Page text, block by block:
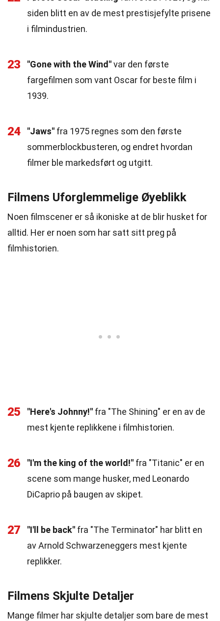
siden blitt en av de mest prestisjefylte prisene
i filmindustrien.
23 "Gone with the Wind"var den første
fargefilmen som vant Oscar for beste film i
1939.
24 "Jaws" fra 1975 regnes som den første
sommerblockbusteren, og endret hvordan
filmer ble markedsført og utgitt.
Filmens Uforglemmelige Øyeblikk
Noen filmscener er så ikoniske at de blir husket for
alltid. Her er noen som har satt sitt preg på
filmhistorien.
25 "Here's Johnny!" fra "The Shining" er en av de
mest kjente replikkene i filmhistorien.
26 "I'm the king of the world!" fra "Titanic" er en
scene som mange husker, med Leonardo
DiCaprio på baugen av skipet.
27 "I'll be back" fra "The Terminator" har blitt en
av Arnold Schwarzeneggers mest kjente
replikker.
Filmens Skjulte Detaljer
Mange filmer har skjulte detaljer som bare de mest